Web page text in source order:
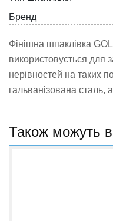
Бренд
Фінішна шпаклівка
використовується для
нерівностей на таких
гальванізована сталь,
Також можуть